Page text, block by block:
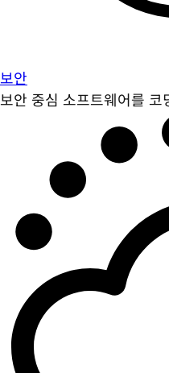
보안
보안 중심 소프트웨어를